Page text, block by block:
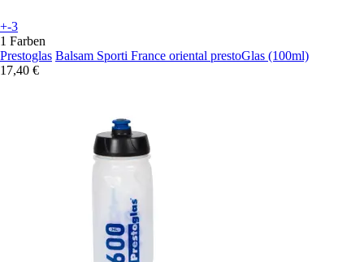
+-3
1 Farben
Prestoglas Balsam Sporti France oriental prestoGlas (100ml)
17,40 €